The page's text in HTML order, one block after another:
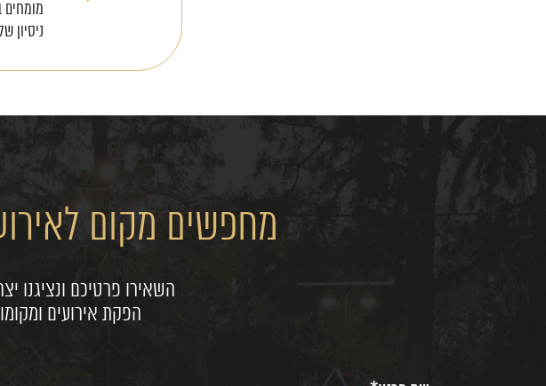
מומחים
ניסיון של מעל
מחפשים מקום
השאירו פרטיכם ונציגנו
הפקת אירועים